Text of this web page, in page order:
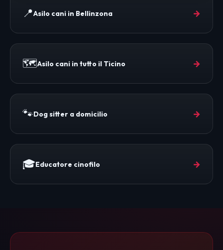
📍Asilo cani in Bellinzona →
🗺️Asilo cani in tutto il Ticino →
🐾Dog sitter a domicilio →
🎓Educatore cinofilo →